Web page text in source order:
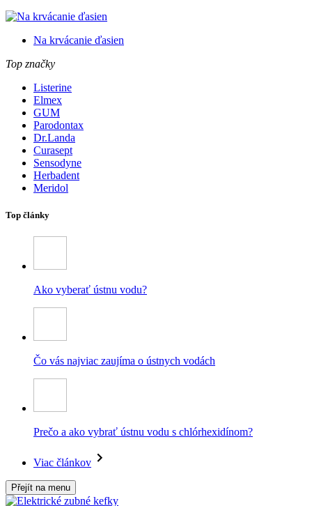
Na krvácanie ďasien
Top značky
Listerine
Elmex
GUM
Parodontax
Dr.Landa
Curasept
Sensodyne
Herbadent
Meridol
Top články
Ako vyberať ústnu vodu?
Čo vás najviac zaujíma o ústnych vodách
Prečo a ako vybrať ústnu vodu s chlórhexidínom?
Viac článkov
Přejít na menu